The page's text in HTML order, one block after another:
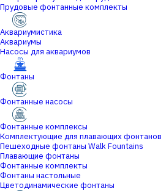
Прудовые фонтанные комплекты
Аквариумистика
Аквариумы
Насосы для аквариумов
Фонтаны
Фонтанные насосы
Фонтанные комплексы
Комплектующие для плавающих фонтанов
Пешеходные фонтаны Walk Fountains
Плавающие фонтаны
Фонтанные комплекты
Фонтаны настольные
Цветодинамические фонтаны